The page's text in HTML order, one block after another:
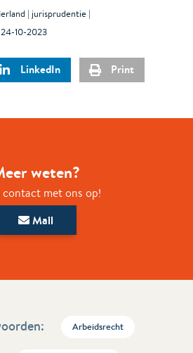
| jurisprudentie |
24-10-2023
LinkedIn Print
weten?
contact met ons op!
Mail
Arbeidsrecht